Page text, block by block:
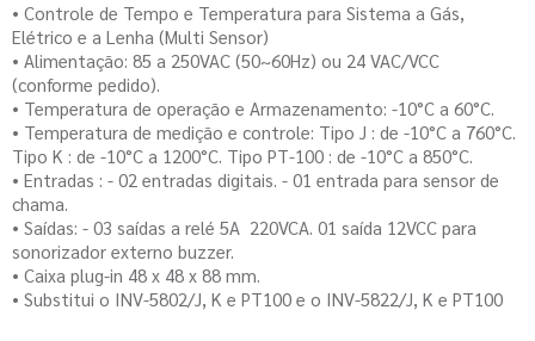
• Controle de Tempo e Temperatura para Sistema a Gás,
Elétrico e a Lenha (Multi Sensor)
• Alimentação: 85 a 250VAC (50~60Hz) ou 24 VAC/VCC
(conforme pedido).
• Temperatura de operação e Armazenamento: -10°C a 60°C.
• Temperatura de medição e controle: Tipo J : de -10°C a 760°C.
Tipo K : de -10°C a 1200°C. Tipo PT-100 : de -10°C a 850°C.
• Entradas : - 02 entradas digitais. - 01 entrada para sensor de
chama.
• Saídas: - 03 saídas a relé 5A  220VCA. 01 saída 12VCC para
sonorizador externo buzzer.
• Caixa plug-in 48 x 48 x 88 mm.
• Substitui o INV-5802/J, K e PT100 e o INV-5822/J, K e PT100